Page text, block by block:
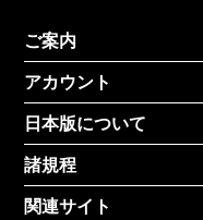
ご案内
アカウント
日本版について
諸規程
関連サイト